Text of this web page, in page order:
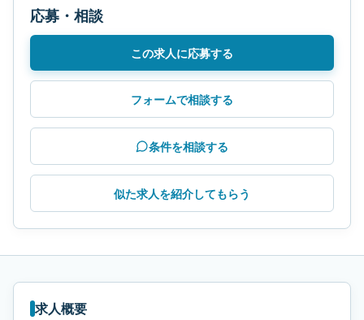
応募・相談
この求人に応募する
フォームで相談する
条件を相談する
似た求人を紹介してもらう
求人概要